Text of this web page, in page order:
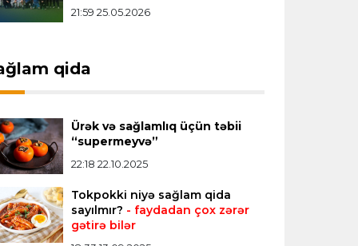
22:54 07.08.2026
voleybolu üzrə ölkə
bürünc medalın sahibi
Premyer liqa 16:52 07.08.2026
Namik Ələskərovla yollarını ayırdı
21:59 25.05.2026
qida
Ürək və sağlamlıq üçün təbii
“supermeyvə”
22:18 22.10.2025
Tokpokki niyə sağlam qida
sayılmır? - faydadan çox zərər
gətirə bilər